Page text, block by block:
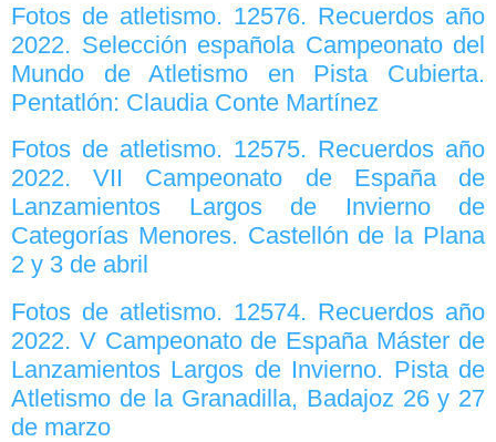
Fotos de atletismo. 12576. Recuerdos año
2022. Selección española Campeonato del
Mundo de Atletismo en Pista Cubierta.
Pentatlón: Claudia Conte Martínez
Fotos de atletismo. 12575. Recuerdos año
2022. VII Campeonato de España de
Lanzamientos Largos de Invierno de
Categorías Menores. Castellón de la Plana
2 y 3 de abril
Fotos de atletismo. 12574. Recuerdos año
2022. V Campeonato de España Máster de
Lanzamientos Largos de Invierno. Pista de
Atletismo de la Granadilla, Badajoz 26 y 27
de marzo